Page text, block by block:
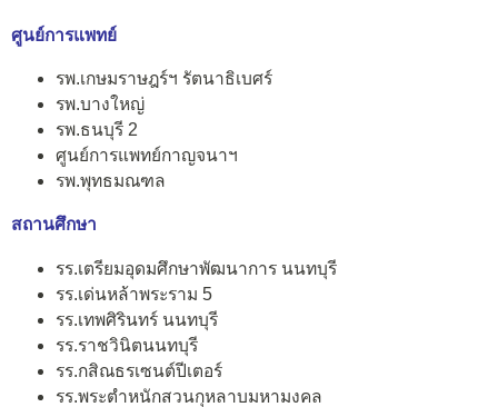
ศูนย์การแพทย์
รพ.เกษมราษฎร์ฯ รัตนาธิเบศร์
รพ.บางใหญ่
รพ.ธนบุรี 2
ศูนย์การแพทย์กาญจนาฯ
รพ.พุทธมณฑล
สถานศึกษา
รร.เตรียมอุดมศึกษาพัฒนาการ นนทบุรี
รร.เด่นหล้าพระราม 5
รร.เทพศิรินทร์ นนทบุรี
รร.ราชวินิตนนทบุรี
รร.กสิณธรเซนต์ปีเตอร์
รร.พระตำหนักสวนกุหลาบมหามงคล